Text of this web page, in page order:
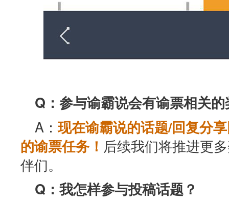
Q：参与谕霸说会有谕票相关
A：现在谕霸说的话题/回复分
的谕票任务！ 后续我们将推进更
伴们。
Q：我怎样参与投稿话题？